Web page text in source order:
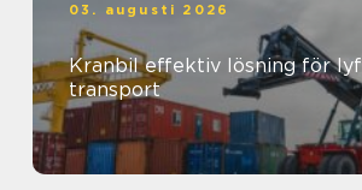
03. augusti 2026
Kranbil effektiv lösning för lyft och
transport